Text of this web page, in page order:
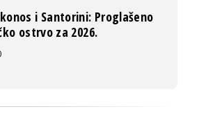
i Santorini: Proglašeno
ostrvo za 2026.